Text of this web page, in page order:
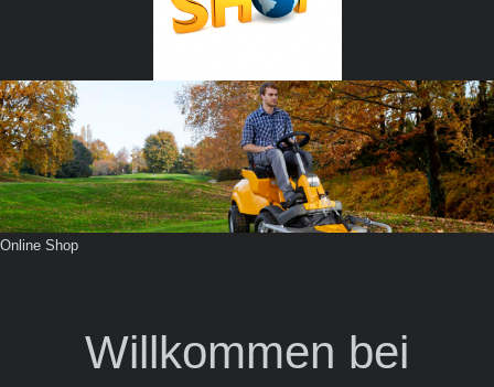
Online Shop
Willkommen bei